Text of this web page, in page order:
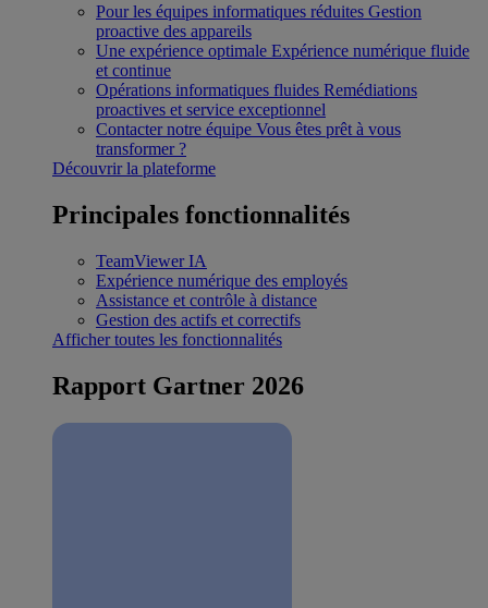
Pour les équipes informatiques réduites Gestion
proactive des appareils
Une expérience optimale Expérience numérique fluide
et continue
Opérations informatiques fluides Remédiations
proactives et service exceptionnel
Contacter notre équipe Vous êtes prêt à vous
transformer ?
Découvrir la plateforme
Principales fonctionnalités
TeamViewer IA
Expérience numérique des employés
Assistance et contrôle à distance
Gestion des actifs et correctifs
Afficher toutes les fonctionnalités
Rapport Gartner 2026